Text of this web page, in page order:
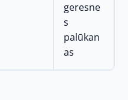
geresne
s
palūkan
as